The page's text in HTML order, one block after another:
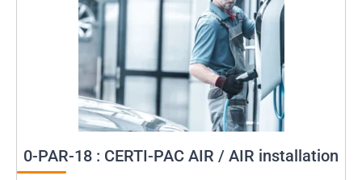
0-PAR-18 : CERTI-PAC AIR / AIR installation